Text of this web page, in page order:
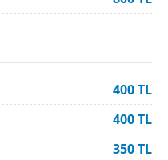
400 TL
400 TL
350 TL